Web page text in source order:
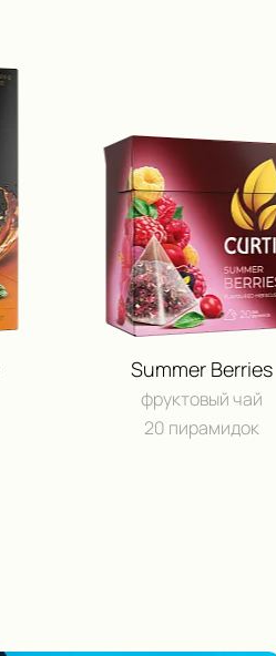
Summer Berries
фруктовый чай
20 пирамидок